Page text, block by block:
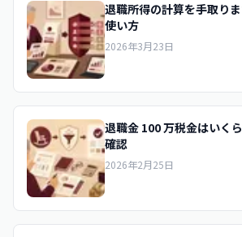
退職所得の計算を手取り
使い方
2026年3月23日
退職金 100 万税金はいく
確認
2026年2月25日